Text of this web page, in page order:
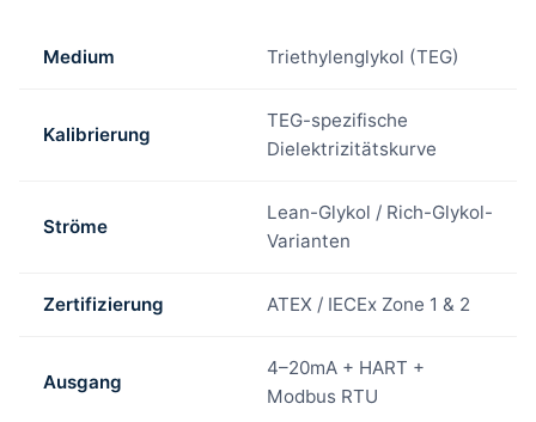
Medium Triethylenglykol (TEG)
Kalibrierung
TEG-spezifische
Dielektrizitätskurve
Ströme
Lean-Glykol / Rich-Glykol-
Varianten
Zertifizierung ATEX / IECEx Zone 1 & 2
Ausgang
4–20mA + HART +
Modbus RTU